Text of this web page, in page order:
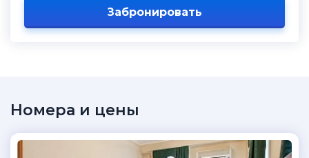
Забронировать
Номера и цены